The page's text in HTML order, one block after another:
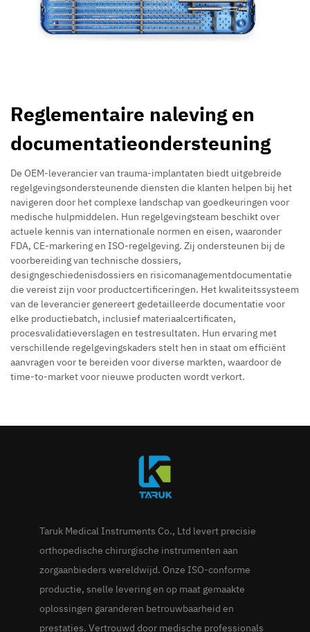
Reglementaire naleving en
documentatieondersteuning
De OEM-leverancier van trauma-implantaten biedt uitgebreide
regelgevingsondersteunende diensten die klanten helpen bij het
navigeren door het complexe landschap van goedkeuringen voor
medische hulpmiddelen. Hun regelgevingsteam beschikt over
actuele kennis van internationale normen en eisen, waaronder
FDA, CE-markering en ISO-regelgeving. Zij ondersteunen bij de
voorbereiding van technische dossiers,
designgeschiedenisdossiers en risicomanagementdocumentatie
die vereist zijn voor productcertificeringen. Het kwaliteitssysteem
van de leverancier genereert gedetailleerde documentatie voor
elke productiebatch, inclusief materiaalcertificaten,
procesvalidatieverslagen en testresultaten. Hun ervaring met
verschillende regelgevingskaders stelt hen in staat om efficiënt
aanvragen voor te bereiden voor diverse markten, waardoor de
time-to-market voor nieuwe producten wordt verkort.
Taruk Medical Instruments Co., Ltd levert precisie
orthopedische chirurgische instrumenten aan
zorgaanbieders wereldwijd. Onze ISO-conforme
productie, snelle levering en op maat gemaakte
oplossingen garanderen betrouwbaarheid en
prestaties. Vertrouwd door medische professionals